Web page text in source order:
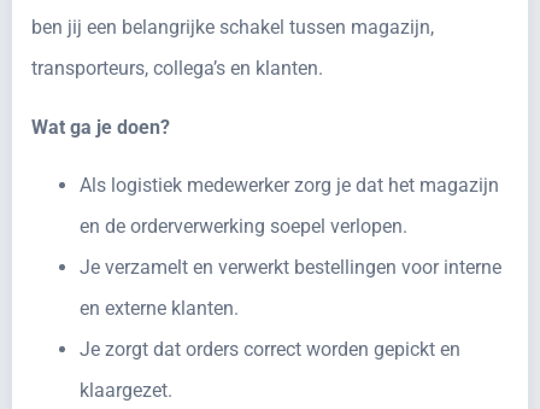
ben jij een belangrijke schakel tussen magazijn,
transporteurs, collega’s en klanten.
Wat ga je doen?
Als logistiek medewerker zorg je dat het magazijn
en de orderverwerking soepel verlopen.
Je verzamelt en verwerkt bestellingen voor interne
en externe klanten.
Je zorgt dat orders correct worden gepickt en
klaargezet.